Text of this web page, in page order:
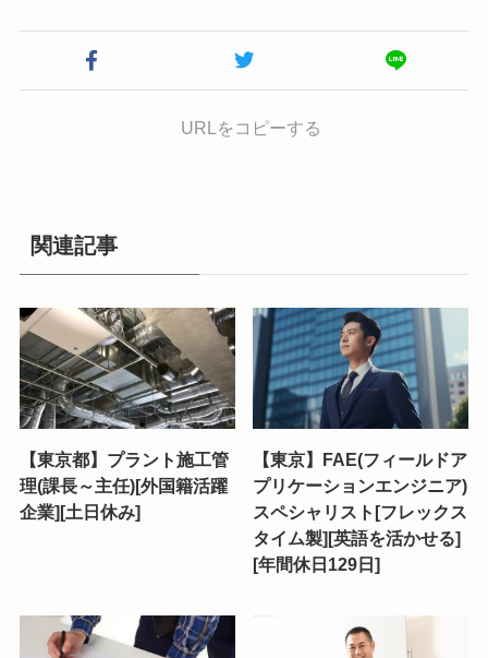
URLをコピーする
関連記事
【東京都】プラント施工管
理(課長～主任)[外国籍活躍
企業][土日休み]
【東京】FAE(フィールドア
プリケーションエンジニア)
スペシャリスト[フレックス
タイム製][英語を活かせる]
[年間休日129日]